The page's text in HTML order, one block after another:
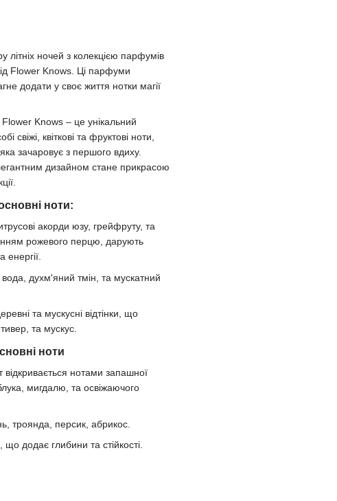
літніх ночей з колекцією парфумів
Flower Knows. Ці парфуми
додати у своє життя нотки магії
Flower Knows – це унікальний
свіжі, квіткові та фруктові ноти,
зачаровує з першого вдиху.
дизайном стане прикрасою
ноти:
акорди юзу, грейфруту, та
рожевого перцю, дарують
енергії.
вода, духм'яний тмін, та мускатний
та мускусні відтінки, що
та мускус.
ноти
відкривається нотами запашної
мигдалю, та освіжаючого
троянда, персик, абрикос.
що додає глибини та стійкості.